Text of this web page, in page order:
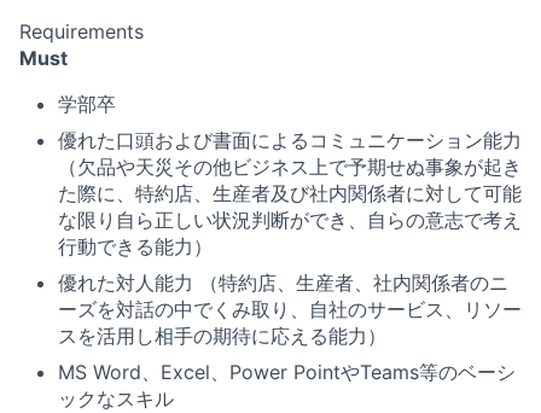
Requirements
Must
学部卒
優れた口頭および書面によるコミュニケーション能力
（欠品や天災その他ビジネス上で予期せぬ事象が起き
た際に、特約店、生産者及び社内関係者に対して可能
な限り自ら正しい状況判断ができ、自らの意志で考え
行動できる能力）
優れた対人能力 （特約店、生産者、社内関係者のニ
ーズを対話の中でくみ取り、自社のサービス、リソー
スを活用し相手の期待に応える能力）
MS Word、Excel、Power PointやTeams等のベーシ
ックなスキル